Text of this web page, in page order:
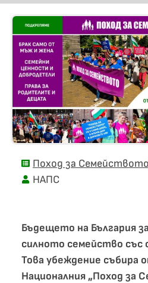
Поход за Семейството
НАПС
Бъдещето на България
силното семейство със
Това убеждение събира
Националния „Поход за